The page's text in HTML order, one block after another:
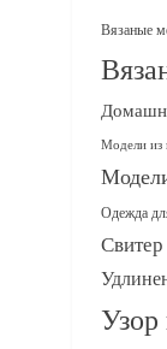
Вязаные
Модели из
Одежда